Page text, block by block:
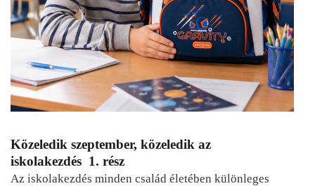
Közeledik szeptember, közeledik az
iskolakezdés 1. rész
Az iskolakezdés minden család életében különleges